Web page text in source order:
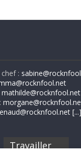
:
mathilde@rocknfool.net
[...]
Travailler